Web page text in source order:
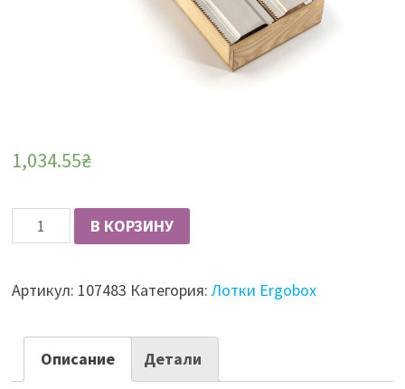
1,034.55₴
Количество
Вкладыш
рулонных
крышкой
В КОРЗИНУ
Артикул: 107483 Категория:Лотки Ergobox
Описание Детали